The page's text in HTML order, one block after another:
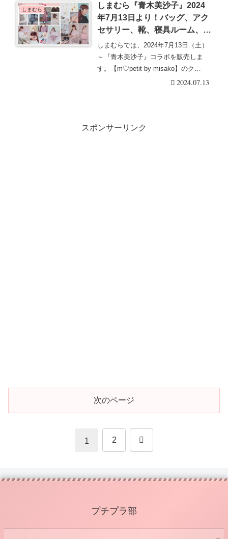
しまむら
しまむら『青木美沙子』2024
年7月13日より！バッグ、アク
セサリー、靴、寝具ルーム、受
注アパレルも！口コミ、売り切
れ、再販は？
しまむらでは、2024年7月13日（土）
～『青木美沙子』コラボを販売しま
す。【m♡petit by misako】のク
2024.07.13
スポンサーリンク
次のページ
1 2 次
プチプラ部